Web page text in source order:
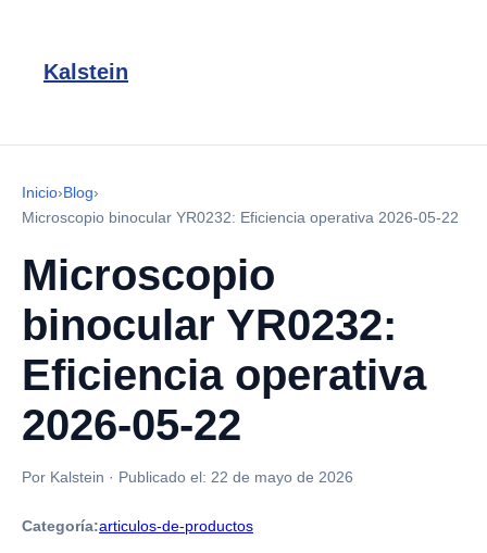
Kalstein
Inicio›Blog›
Microscopio binocular YR0232: Eficiencia operativa 2026-05-22
Microscopio
binocular YR0232:
Eficiencia operativa
2026-05-22
Por Kalstein · Publicado el: 22 de mayo de 2026
Categoría:articulos-de-productos